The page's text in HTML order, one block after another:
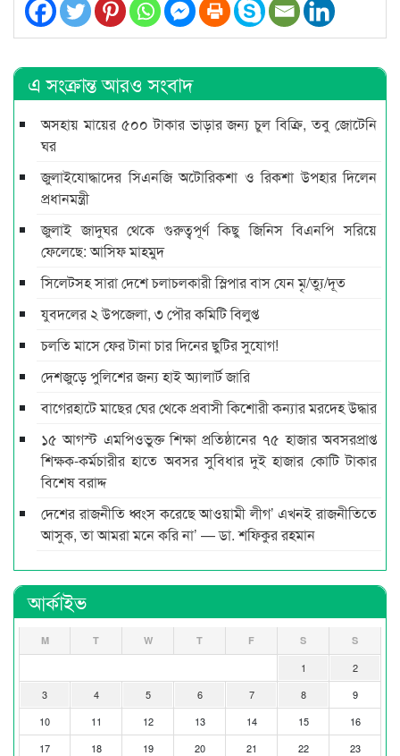
এ সংক্রান্ত আরও সংবাদ
অসহায় মায়ের ৫০০ টাকার ভাড়ার জন্য চুল বিক্রি, তবু জোটেনি
ঘর
জুলাইযোদ্ধাদের সিএনজি অটোরিকশা ও রিকশা উপহার দিলেন
প্রধানমন্ত্রী
জুলাই জাদুঘর থেকে গুরুত্বপূর্ণ কিছু জিনিস বিএনপি সরিয়ে
ফেলেছে: আসিফ মাহমুদ
সিলেটসহ সারা দেশে চলাচলকারী স্লিপার বাস যেন মৃ/ত্যু/দূত
যুবদলের ২ উপজেলা, ৩ পৌর কমিটি বিলুপ্ত
চলতি মাসে ফের টানা চার দিনের ছুটির সুযোগ!
দেশজুড়ে পুলিশের জন্য হাই অ্যালার্ট জারি
বাগেরহাটে মাছের ঘের থেকে প্রবাসী কিশোরী কন্যার মরদেহ উদ্ধার
১৫ আগস্ট এমপিওভুক্ত শিক্ষা প্রতিষ্ঠানের ৭৫ হাজার অবসরপ্রাপ্ত
শিক্ষক-কর্মচারীর হাতে অবসর সুবিধার দুই হাজার কোটি টাকার
বিশেষ বরাদ্দ
দেশের রাজনীতি ধ্বংস করেছে আওয়ামী লীগ’ এখনই রাজনীতিতে
আসুক, তা আমরা মনে করি না’ — ডা. শফিকুর রহমান
আর্কাইভ
M T W T F S S
1
2
3
4 5 6 7 8
9
10
11 12 13 14 15
16
17
18 19 20 21 22
23